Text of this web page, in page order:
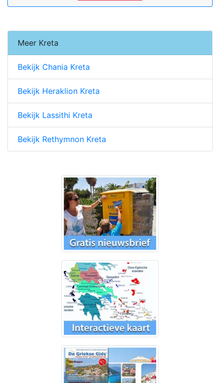
Meer Kreta
Bekijk Chania Kreta
Bekijk Heraklion Kreta
Bekijk Lassithi Kreta
Bekijk Rethymnon Kreta